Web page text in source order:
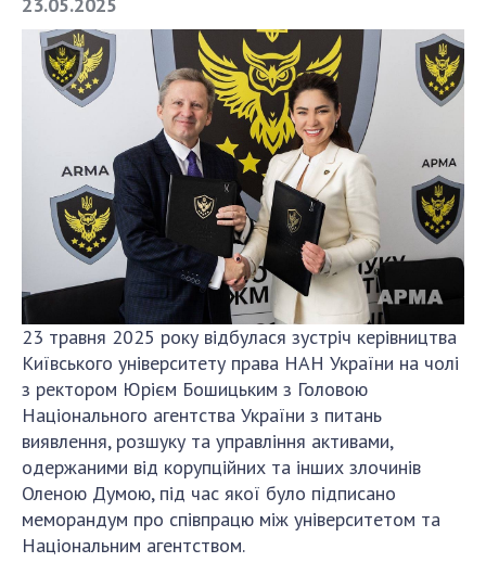
СТРУКТУРА
Президія НАН України
Апарат Президії
Секція фізико-технічних і математичних
наук
Секція хімічних і біологічних наук
Секція суспільних і гуманітарних наук
Установи при Президії
Ради, комітети та комісії
Наукові центри МОН та НАН України
Громадські організації
ДІЯЛЬНІСТЬ
23 травня 2025 року відбулася зустріч керівництва
Київського університету права НАН України на чолі
з ректором Юрієм Бошицьким з Головою
Національного агентства України з питань
виявлення, розшуку та управління активами,
одержаними від корупційних та інших злочинів
Оленою Думою, під час якої було підписано
меморандум про співпрацю між університетом та
Національним агентством.